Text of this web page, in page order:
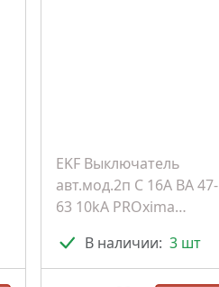
EKF Выключатель
авт.мод.2п C 16A BA 47-
63 10kA PROxima
В наличии: 3 шт